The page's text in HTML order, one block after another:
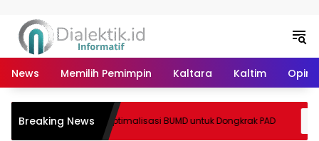
News Memilih Pemimpin Kaltara Kaltim Opini
Breaking News Optimalisasi BUMD untuk Dongkrak PAD